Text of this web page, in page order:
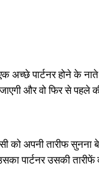
अच्छे पार्टनर होने के
और वो फिर से पहले की
को अपनी तारीफ
पार्टनर उसकी